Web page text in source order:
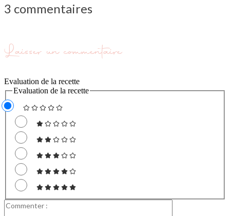
3 commentaires
Laisser un commentaire
Evaluation de la recette
Evaluation de la recette